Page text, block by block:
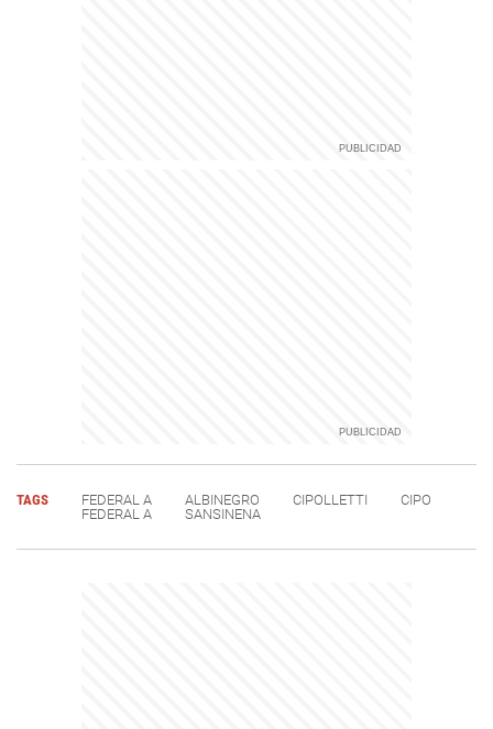
TAGS FEDERAL A ALBINEGRO CIPOLLETTI
CIPO
FEDERAL A
SANSINENA